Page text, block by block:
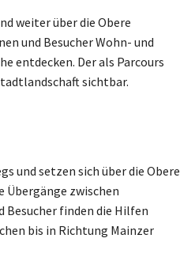
weiter über die Obere
und Besucher Wohn- und
entdecken. Der als Parcours
sichtbar.
und setzen sich über die Obere
Übergänge zwischen
Besucher finden die Hilfen
bis in Richtung Mainzer